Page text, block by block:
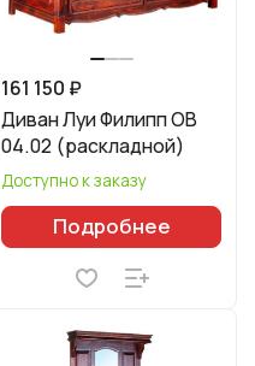
161 150 ₽
Диван Луи Филипп ОВ
04.02 (раскладной)
Доступно к заказу
Подробнее